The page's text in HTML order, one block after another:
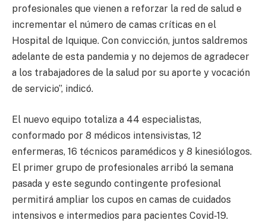
profesionales que vienen a reforzar la red de salud e
incrementar el número de camas críticas en el
Hospital de Iquique. Con convicción, juntos saldremos
adelante de esta pandemia y no dejemos de agradecer
a los trabajadores de la salud por su aporte y vocación
de servicio”, indicó.
El nuevo equipo totaliza a 44 especialistas,
conformado por 8 médicos intensivistas, 12
enfermeras, 16 técnicos paramédicos y 8 kinesiólogos.
El primer grupo de profesionales arribó la semana
pasada y este segundo contingente profesional
permitirá ampliar los cupos en camas de cuidados
intensivos e intermedios para pacientes Covid-19.